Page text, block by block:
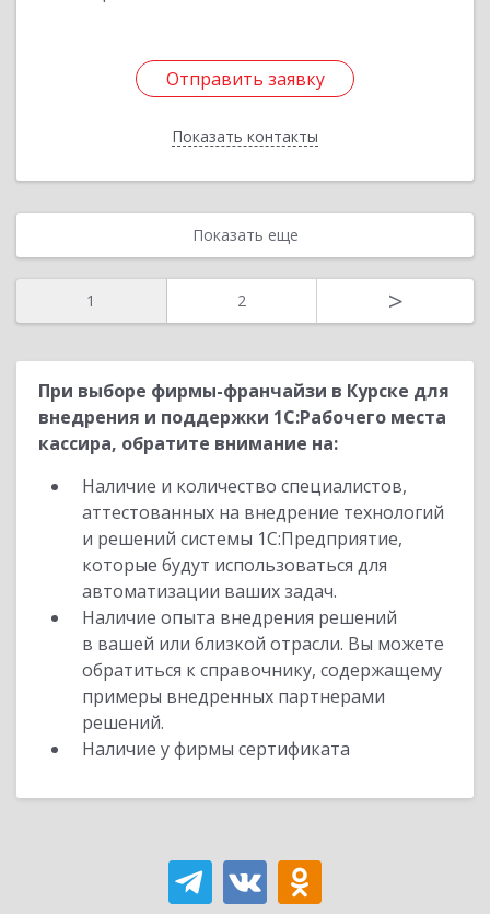
Отправить заявку
Показать контакты
Отправить заявку
Назад
Показать еще
1 2 >
При выборе фирмы-франчайзи в Курске для
внедрения и поддержки 1С:Рабочего места
кассира, обратите внимание на:
Наличие и количество специалистов,
аттестованных на внедрение технологий
и решений системы 1С:Предприятие,
которые будут использоваться для
автоматизации ваших задач.
Наличие опыта внедрения решений
в вашей или близкой отрасли. Вы можете
обратиться к справочнику, содержащему
примеры внедренных партнерами
решений.
Наличие у фирмы сертификата